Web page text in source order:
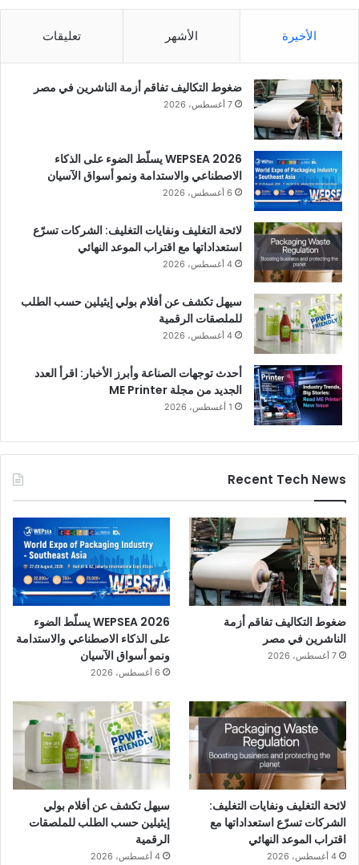
الأخيرة الأشهر تعليقات
ضغوط التكاليف تفاقم أزمة الناشرين في مصر
7 أغسطس، 2026
WEPSEA 2026 يسلّط الضوء على الذكاء
الاصطناعي والاستدامة ونمو أسواق الآسيان
6 أغسطس، 2026
لائحة التغليف ونفايات التغليف: الشركات تسرّع
استعداداتها مع اقتراب الموعد النهائي
4 أغسطس، 2026
سيهل تكشف عن أفلام بولي إيثيلين حسب الطلب
للملصقات الرقمية
4 أغسطس، 2026
أحدث توجهات الصناعة وأبرز الأخبار: اقرأ العدد
الجديد من مجلة ME Printer
1 أغسطس، 2026
Recent Tech News
ضغوط التكاليف تفاقم أزمة
الناشرين في مصر
7 أغسطس، 2026
WEPSEA 2026 يسلّط الضوء
على الذكاء الاصطناعي والاستدامة
ونمو أسواق الآسيان
6 أغسطس، 2026
لائحة التغليف ونفايات التغليف:
الشركات تسرّع استعداداتها مع
اقتراب الموعد النهائي
4 أغسطس، 2026
سيهل تكشف عن أفلام بولي
إيثيلين حسب الطلب للملصقات
الرقمية
4 أغسطس، 2026